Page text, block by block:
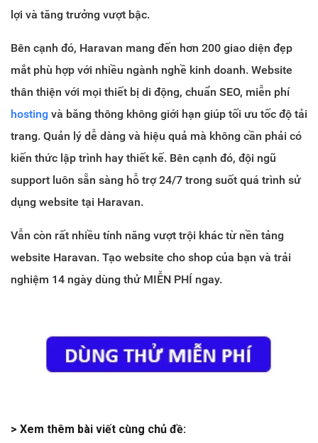
lợi và tăng trưởng vượt bậc.
Bên cạnh đó, Haravan mang đến hơn 200 giao diện đẹp
mắt phù hợp với nhiều ngành nghề kinh doanh. Website
thân thiện với mọi thiết bị di động, chuẩn SEO, miễn phí
hosting và băng thông không giới hạn giúp tối ưu tốc độ tải
trang. Quản lý dễ dàng và hiệu quả mà không cần phải có
kiến thức lập trình hay thiết kế. Bên cạnh đó, đội ngũ
support luôn sẵn sàng hỗ trợ 24/7 trong suốt quá trình sử
dụng website tại Haravan.
Vẫn còn rất nhiều tính năng vượt trội khác từ nền tảng
website Haravan. Tạo website cho shop của bạn và trải
nghiệm 14 ngày dùng thử MIỄN PHÍ ngay.
> Xem thêm bài viết cùng chủ đề: